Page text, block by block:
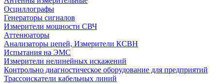
Осциллографы
Генераторы сигналов
Измерители мощности СВЧ
Аттенюаторы
Анализаторы цепей, Измерители КСВН
Испытания на ЭМС
Измерители нелинейных искажений
Контрольно диагностическое оборудование для предприятий
Трассоискатели кабельных линий